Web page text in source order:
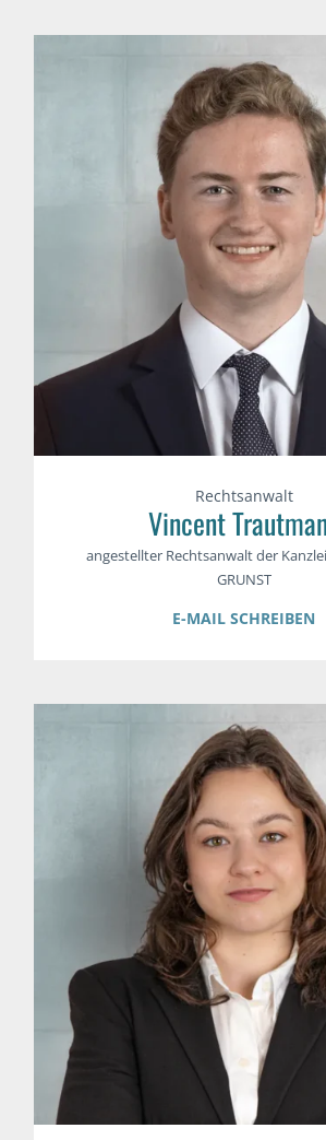
Rechtsanwalt
Vincent
angestellter Rechtsanwalt der Kanzlei
GRUNST
E-MAIL SCHREIBEN